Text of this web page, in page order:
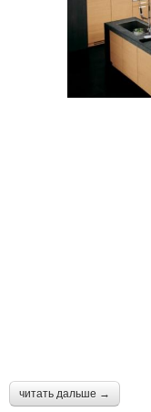
читать дальше →